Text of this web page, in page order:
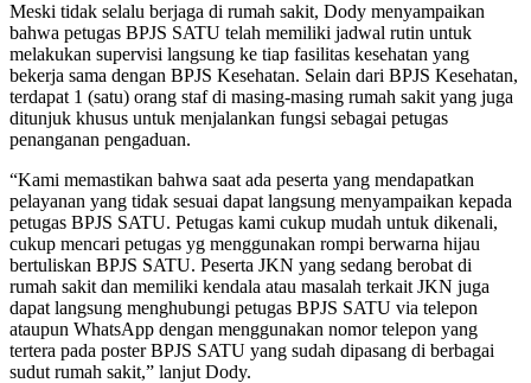
Meski tidak selalu berjaga di rumah sakit, Dody menyampaikan
bahwa petugas BPJS SATU telah memiliki jadwal rutin untuk
melakukan supervisi langsung ke tiap fasilitas kesehatan yang
bekerja sama dengan BPJS Kesehatan. Selain dari BPJS Kesehatan,
terdapat 1 (satu) orang staf di masing-masing rumah sakit yang juga
ditunjuk khusus untuk menjalankan fungsi sebagai petugas
penanganan pengaduan.
“Kami memastikan bahwa saat ada peserta yang mendapatkan
pelayanan yang tidak sesuai dapat langsung menyampaikan kepada
petugas BPJS SATU. Petugas kami cukup mudah untuk dikenali,
cukup mencari petugas yg menggunakan rompi berwarna hijau
bertuliskan BPJS SATU. Peserta JKN yang sedang berobat di
rumah sakit dan memiliki kendala atau masalah terkait JKN juga
dapat langsung menghubungi petugas BPJS SATU via telepon
ataupun WhatsApp dengan menggunakan nomor telepon yang
tertera pada poster BPJS SATU yang sudah dipasang di berbagai
sudut rumah sakit,” lanjut Dody.